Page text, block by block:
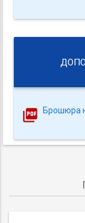
Брошюра